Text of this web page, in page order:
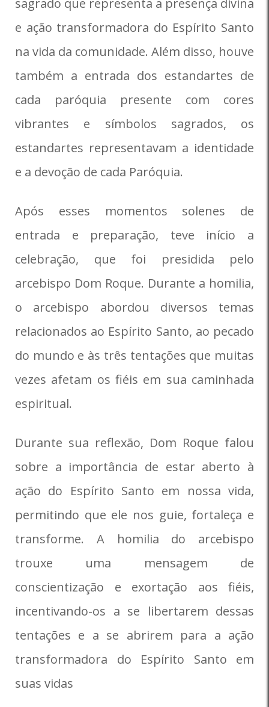
sagrado que representa a presença divina
e ação transformadora do Espírito Santo
na vida da comunidade. Além disso, houve
também a entrada dos estandartes de
cada paróquia presente com cores
vibrantes e símbolos sagrados, os
estandartes representavam a identidade
e a devoção de cada Paróquia.
Após esses momentos solenes de
entrada e preparação, teve início a
celebração, que foi presidida pelo
arcebispo Dom Roque. Durante a homilia,
o arcebispo abordou diversos temas
relacionados ao Espírito Santo, ao pecado
do mundo e às três tentações que muitas
vezes afetam os fiéis em sua caminhada
espiritual.
Durante sua reflexão, Dom Roque falou
sobre a importância de estar aberto à
ação do Espírito Santo em nossa vida,
permitindo que ele nos guie, fortaleça e
transforme. A homilia do arcebispo
trouxe uma mensagem de
conscientização e exortação aos fiéis,
incentivando-os a se libertarem dessas
tentações e a se abrirem para a ação
transformadora do Espírito Santo em
suas vidas